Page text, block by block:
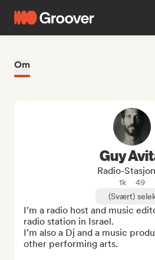
Om
Guy
Radio-Stasjon
1k
49
(Svært)
I’m a radio host and music
radio station in Israel.
I’m also a Dj and a music
other performing arts.